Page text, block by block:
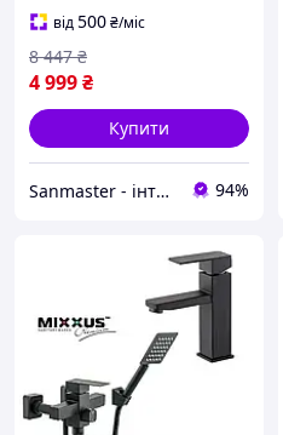
від500₴/міс
4 999₴
8 447 ₴
Купити
Sanmaster - інтернет-магазин сантехніки 94%